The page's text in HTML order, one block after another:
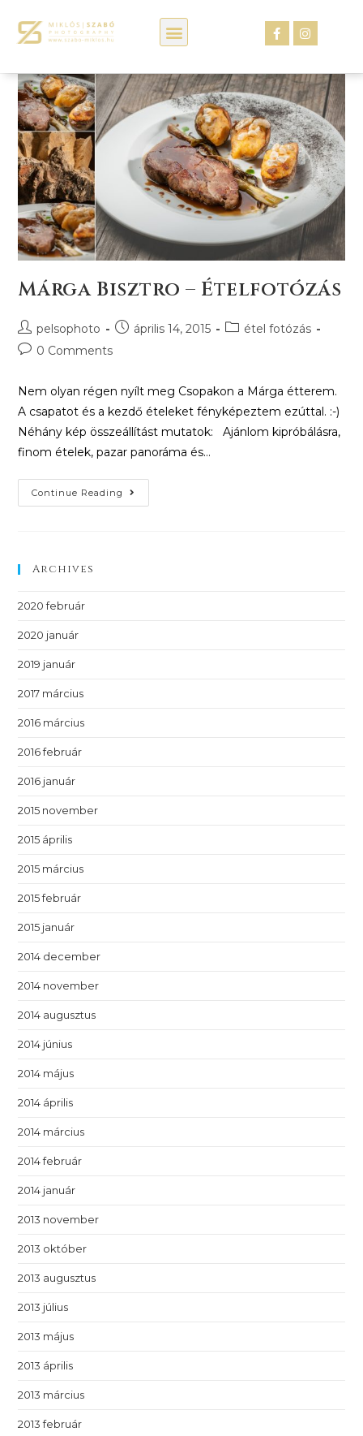
Márga Bisztro – Ételfotózás
pelsophoto április 14, 2015
étel fotózás
0 Comments
Nem olyan régen nyílt meg Csopakon a Márga étterem.
A csapatot és a kezdő ételeket fényképeztem ezúttal. :-)
Néhány kép összeállítást mutatok: Ajánlom kipróbálásra,
finom ételek, pazar panoráma és…
Continue Reading
Archives
2020 február
2020 január
2019 január
2017 március
2016 március
2016 február
2016 január
2015 november
2015 április
2015 március
2015 február
2015 január
2014 december
2014 november
2014 augusztus
2014 június
2014 május
2014 április
2014 március
2014 február
2014 január
2013 november
2013 október
2013 augusztus
2013 július
2013 május
2013 április
2013 március
2013 február